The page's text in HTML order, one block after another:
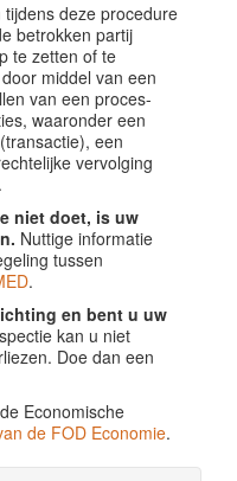
deze procedure
betrokken partij
te zetten of te
middel van een
van een proces-
waaronder een
een
vervolging
niet doet, is uw
Nuttige informatie
tussen
.
en bent u uw
kan u niet
Doe dan een
Economische
de FOD Economie.